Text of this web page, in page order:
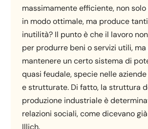
massimamente efficiente, non
in modo ottimale, ma produce
inutilità? Il punto è che il lavoro
per produrre beni o servizi utili,
mantenere un certo sistema di
quasi feudale, specie nelle
e strutturate. Di fatto, la struttura
produzione industriale è
relazioni sociali, come dicevano
Illich.